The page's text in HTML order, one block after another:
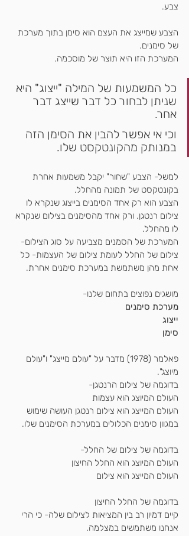
צבע.
הצבע שמייצג את העצם הוא סימן בתוך מערכת
של סימנים.
המערכת הזו היא תוצר של מוסכמה.
כל המשמעות של המילה "ייצוג" היא
שניתן לבחור כל דבר שייצג דבר
אחר.
וכי אי אפשר להבין את הסימן הזה
במנותק מהקונטקסט שלו.
למשל- הצבע "שחור" יקבל משמעות אחרת
בקונטקסט של תמונה מהחלל.
הצבע הוא רק אחד הסימנים בייצוג שנקרא לו
צילום רנטגן. ורק אחד מהסימנים בצילום שנקרא
לו מהחלל.
המערכת של הסמנים מצביעה על סוג הצילום-
צילום של החלל לעומת צילום של העצמות- כל
אחת מהן משתמשת במערכת סימנים אחרת.
מושגים נפוצים בתחום שלנו-
מערכת סימנים
ייצוג
סימן
פאלמר (1978) מדבר על "עולם מייצג" ו"עולם
מיוצג".
בדוגמה של צילום הרנטגן-
העולם המיוצג הוא עצמות
העולם המייצג הוא צילום רנטגן העושה שימוש
במגוון סימנים הכלולים במערכת הסימנים שלו.
בדוגמה של צילום של החלל-
העולם המיוצג הוא החלל החיצון
העולם המייצג הוא צילום
בדוגמה של החלל החיצון
קיים דמיון רב בין המציאות לצילום שלה- כי הרי
אנחנו משתמשים במצלמה.